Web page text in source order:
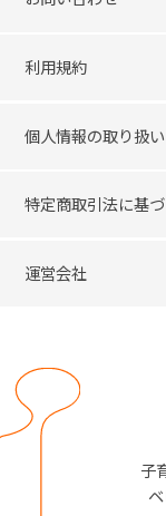
利用規約
個人情報の取り扱
特定商取引法に基
運営会社
子